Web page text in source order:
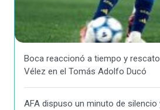
Boca reaccionó a tiempo y
Vélez en el Tomás Adolfo Ducó
AFA dispuso un minuto de